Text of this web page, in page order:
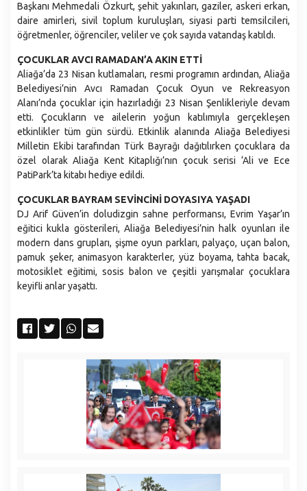
Zabıta Müdürlüğü
Başkanı Mehmedali Özkurt, şehit yakınları, gaziler, askeri erkan,
daire amirleri, sivil toplum kuruluşları, siyasi parti temsilcileri,
öğretmenler, öğrenciler, veliler ve çok sayıda vatandaş katıldı.
ÇOCUKLAR AVCI RAMADAN’A AKIN ETTİ
Aliağa’da 23 Nisan kutlamaları, resmi programın ardından, Aliağa
Belediyesi’nin Avcı Ramadan Çocuk Oyun ve Rekreasyon
Alanı’nda çocuklar için hazırladığı 23 Nisan Şenlikleriyle devam
etti. Çocukların ve ailelerin yoğun katılımıyla gerçekleşen
etkinlikler tüm gün sürdü. Etkinlik alanında Aliağa Belediyesi
Milletin Ekibi tarafından Türk Bayrağı dağıtılırken çocuklara da
özel olarak Aliağa Kent Kitaplığı’nın çocuk serisi ‘Ali ve Ece
PatiPark’ta kitabı hediye edildi.
ÇOCUKLAR BAYRAM SEVİNCİNİ DOYASIYA YAŞADI
DJ Arif Güven’in doludizgin sahne performansı, Evrim Yaşar’ın
eğitici kukla gösterileri, Aliağa Belediyesi’nin halk oyunları ile
modern dans grupları, şişme oyun parkları, palyaço, uçan balon,
pamuk şeker, animasyon karakterler, yüz boyama, tahta bacak,
motosiklet eğitimi, sosis balon ve çeşitli yarışmalar çocuklara
keyifli anlar yaşattı.